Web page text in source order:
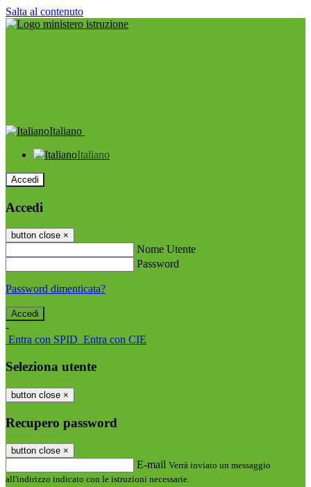
Salta al contenuto
Italiano
Italiano
Accedi
Accedi
button close ×
Nome Utente
Password
Password dimenticata?
-
Entra con SPID Entra con CIE
Seleziona utente
button close ×
Recupero password
button close ×
E-mail Verrà inviato un messaggio
all'indirizzo indicato con le istruzioni necessarie.